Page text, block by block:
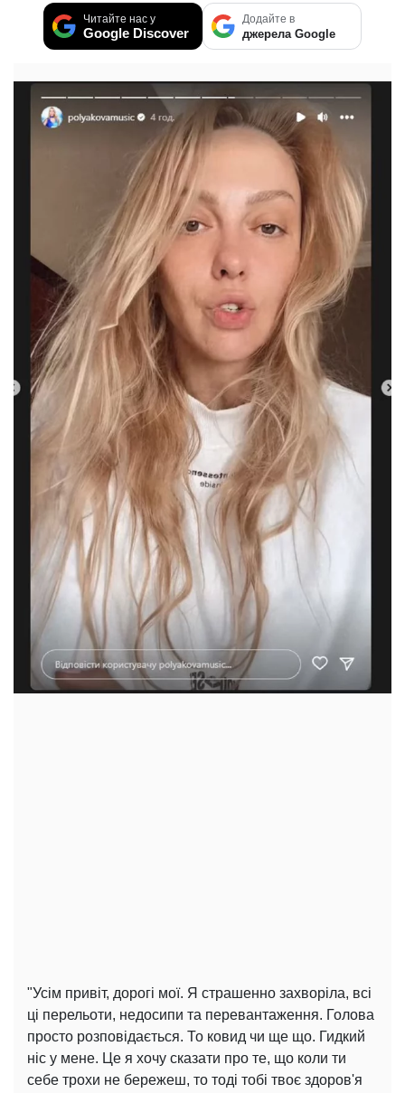
Читайте нас у
Google Discover
Додайте в
джерела Google
"Усім привіт, дорогі мої. Я страшенно захворіла, всі
ці перельоти, недосипи та перевантаження. Голова
просто розповідається. То ковид чи ще що. Гидкий
ніс у мене. Це я хочу сказати про те, що коли ти
себе трохи не бережеш, то тоді тобі твоє здоров'я